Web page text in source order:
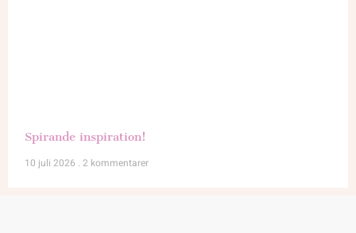
Spirande inspiration!
10 juli 2026 2 kommentarer